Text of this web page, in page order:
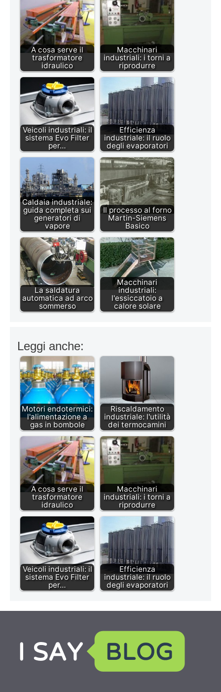
A cosa serve il
trasformatore
idraulico
Macchinari
industriali: i torni a
riprodurre
Veicoli industriali: il
sistema Evo Filter
per…
Efficienza
industriale: il ruolo
degli evaporatori
Caldaia industriale:
guida completa sui
generatori di
vapore
Il processo al forno
Martin-Siemens
Basico
La saldatura
automatica ad arco
sommerso
Macchinari
industriali:
l'essiccatoio a
calore solare
Leggi anche:
Motori endotermici:
l'alimentazione a
gas in bombole
Riscaldamento
industriale: l'utilità
dei termocamini
A cosa serve il
trasformatore
idraulico
Macchinari
industriali: i torni a
riprodurre
Veicoli industriali: il
sistema Evo Filter
per…
Efficienza
industriale: il ruolo
degli evaporatori